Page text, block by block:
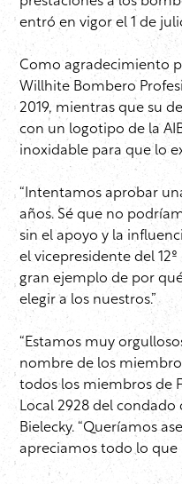
entró en vigor el 1 de
Como agradecimiento
Willhite Bombero
2019, mientras que su
con un logotipo de la
inoxidable para que lo
“Intentamos aprobar
años. Sé que no
sin el apoyo y la
el vicepresidente del
gran ejemplo de por
elegir a los nuestros.”
“Estamos muy
nombre de los
todos los miembros de
Local 2928 del condado
Bielecky. “Queríamos
apreciamos todo lo que